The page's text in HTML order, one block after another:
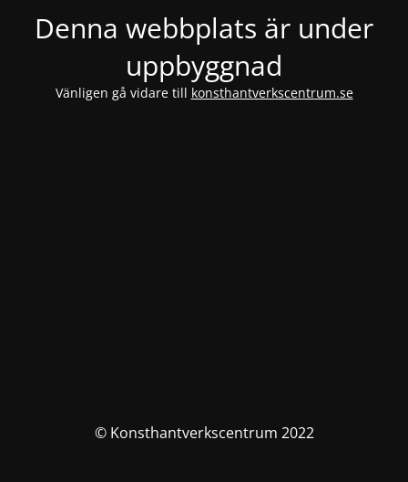
Denna webbplats är under
uppbyggnad
Vänligen gå vidare till konsthantverkscentrum.se
© Konsthantverkscentrum 2022